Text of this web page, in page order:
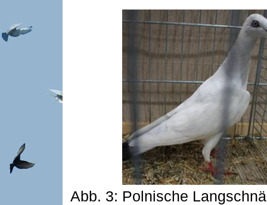
Abb. 3: Polnische